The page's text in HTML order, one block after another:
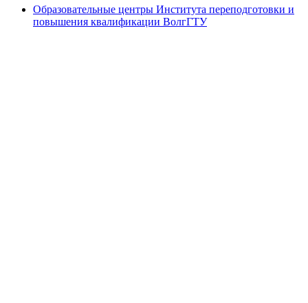
Образовательные центры Института переподготовки и
повышения квалификации ВолгГТУ